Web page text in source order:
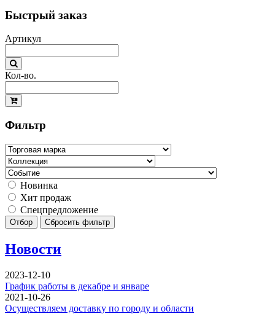
Быстрый заказ
Артикул
Кол-во.
Фильтр
Новинка
Хит продаж
Спецпредложение
Отбор Сбросить фильтр
Новости
2023-12-10
График работы в декабре и январе
2021-10-26
Осуществляем доставку по городу и области